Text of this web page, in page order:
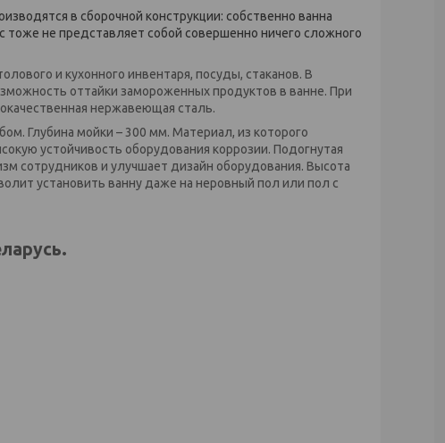
в сборочной конструкции: собственно ванна
тоже не представляет собой совершенно ничего сложного
и кухонного инвентаря, посуды, стаканов. В
оттайки замороженных продуктов в ванне. При
нержавеющая сталь.
Глубина мойки – 300 мм. Материал, из которого
устойчивость оборудования коррозии. Подогнутая
сотрудников и улучшает дизайн оборудования. Высота
установить ванну даже на неровный пол или пол с